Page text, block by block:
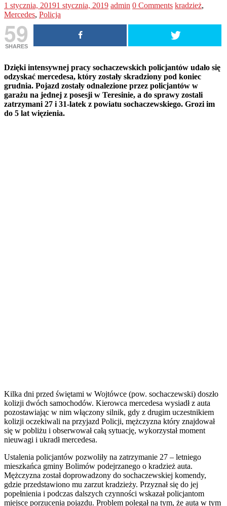
1 stycznia, 20191 stycznia, 2019 admin 0 Comments kradzież,
Mercedes, Policja
59
SHARES
Dzięki intensywnej pracy sochaczewskich policjantów udało się
odzyskać mercedesa, który zostały skradziony pod koniec
grudnia. Pojazd zostały odnalezione przez policjantów w
garażu na jednej z posesji w Teresinie, a do sprawy zostali
zatrzymani 27 i 31-latek z powiatu sochaczewskiego. Grozi im
do 5 lat więzienia.
Kilka dni przed świętami w Wojtówce (pow. sochaczewski) doszło
kolizji dwóch samochodów. Kierowca mercedesa wysiadł z auta
pozostawiając w nim włączony silnik, gdy z drugim uczestnikiem
kolizji oczekiwali na przyjazd Policji, mężczyzna który znajdował
się w pobliżu i obserwował całą sytuację, wykorzystał moment
nieuwagi i ukradł mercedesa.
Ustalenia policjantów pozwoliły na zatrzymanie 27 – letniego
mieszkańca gminy Bolimów podejrzanego o kradzież auta.
Mężczyzna został doprowadzony do sochaczewskiej komendy,
gdzie przedstawiono mu zarzut kradzieży. Przyznał się do jej
popełnienia i podczas dalszych czynności wskazał policjantom
miejsce porzucenia pojazdu. Problem polegał na tym, że auta w tym